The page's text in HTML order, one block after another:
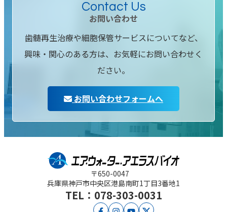
Contact Us
お問い合わせ
歯髄再生治療や細胞保管サービスについてなど、
興味・関心のある方は、お気軽にお問い合わせく
ださい。
お問い合わせフォームへ
〒650-0047
兵庫県神戸市中央区港島南町1丁目3番地1
TEL：078-303-0031